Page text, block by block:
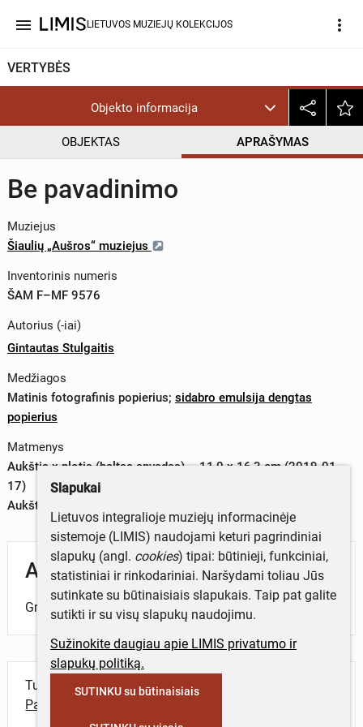
menu LIETUVOS MUZIEJŲ KOLEKCIJOS more_vert
VERTYBĖS
Objekto informacija
OBJEKTAS APRAŠYMAS
Be pavadinimo
Muziejus
Šiaulių „Aušros“ muziejus
Inventorinis numeris
ŠAM F–MF 9576
Autorius (-iai)
Gintautas Stulgaitis
Medžiagos
Matinis fotografinis popierius; sidabro emulsija dengtas
popierius
Matmenys
Aukštis x plotis (baltas apvadas) – 11,0 x 16,3 cm (2019-01-
17)
Aukštis x plotis (vaizdas) – 10,2 x 15,5 cm (2019-01-17)
Aprašymas
Grupinė žmonių fotografija sodybos kieme.
Turite daugiau informacijos apie objektą?
Parašykite mums!
Slapukai
Lietuvos integralioje muziejų informacinėje
sistemoje (LIMIS) naudojami keturi pagrindiniai
slapukų (angl. cookies) tipai: būtinieji, funkciniai,
statistiniai ir rinkodariniai. Naršydami toliau Jūs
sutinkate su būtinaisiais slapukais. Taip pat galite
sutikti ir su visų slapukų naudojimu.
Sužinokite daugiau apie LIMIS privatumo ir
slapukų politiką.
SUTINKU su būtinaisiais